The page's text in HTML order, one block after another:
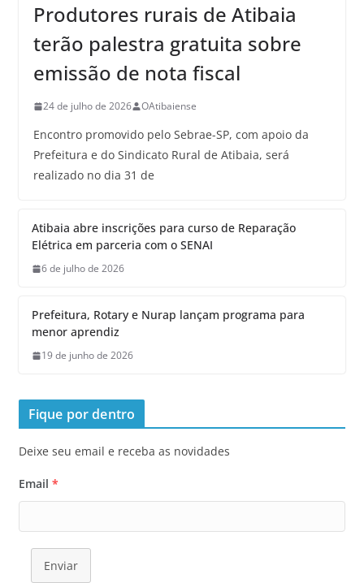
Produtores rurais de Atibaia
terão palestra gratuita sobre
emissão de nota fiscal
24 de julho de 2026 OAtibaiense
Encontro promovido pelo Sebrae-SP, com apoio da
Prefeitura e do Sindicato Rural de Atibaia, será
realizado no dia 31 de
Atibaia abre inscrições para curso de Reparação
Elétrica em parceria com o SENAI
6 de julho de 2026
Prefeitura, Rotary e Nurap lançam programa para
menor aprendiz
19 de junho de 2026
Fique por dentro
Deixe seu email e receba as novidades
Email *
Enviar